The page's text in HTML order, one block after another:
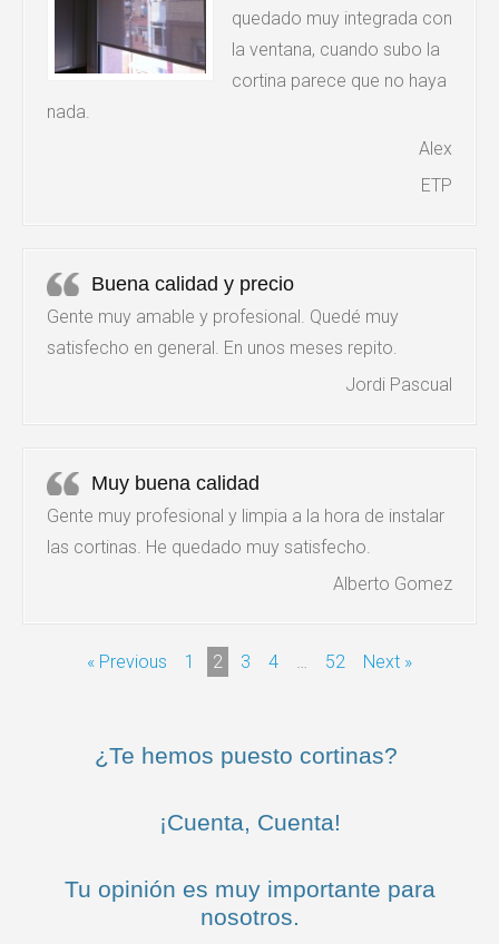
El accionamiento se hace a través de una cadeneta.
Los tejidos de este tipo de cortinas están compuestos
por materiales como lino, algodón, poliéster…
Son cortinas fácilmente desmontables para su limpieza.
quedado muy integrada con
la ventana, cuando subo la
cortina parece que no haya
nada.
Alex
ETP
Buena calidad y precio
Gente muy amable y profesional. Quedé muy
satisfecho en general. En unos meses repito.
Jordi Pascual
Muy buena calidad
Gente muy profesional y limpia a la hora de instalar
las cortinas. He quedado muy satisfecho.
Alberto Gomez
« Previous 1 2 3 4 52 Next »
¿Te hemos puesto cortinas?
¡Cuenta, Cuenta!
Tu opinión es muy importante para
nosotros.